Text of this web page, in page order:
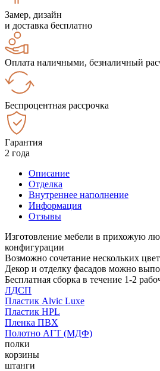
Замер, дизайн
и доставка бесплатно
Оплата наличными, безналичный
Беспроцентная рассрочка
Гарантия
2 года
Описание
Отделка
Внутреннее наполнение
Информация
Отзывы
Изготовление мебели в прихожую
конфигурации
Возможно сочетание нескольких
Декор и отделку фасадов можно
Бесплатная сборка в течение 1-2
ЛДСП
Пластик Alvic Luxe
Пластик HPL
Пленка ПВХ
Полотно АГТ (МДФ)
полки
корзины
штанги